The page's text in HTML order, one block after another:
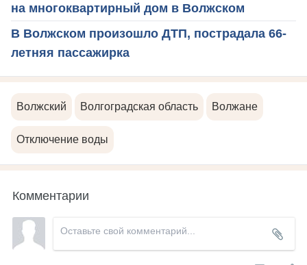
на многоквартирный дом в Волжском
В Волжском произошло ДТП, пострадала 66-
летняя пассажирка
Волжский Волгоградская область Волжане
Отключение воды
Комментарии